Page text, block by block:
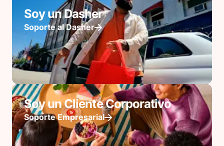
Soy un Dasher
Soporte al Dasher
Soy un Cliente Corporativo
Soporte Empresarial